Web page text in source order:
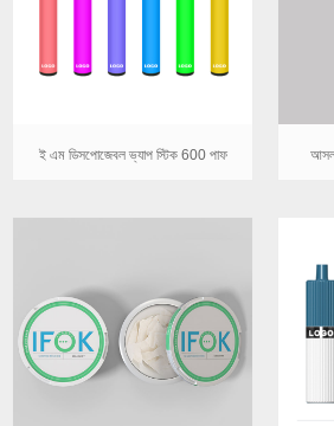
ই এম ডিসপোজেবল ভ্যাপ স্টিক 600 পাফ আসল